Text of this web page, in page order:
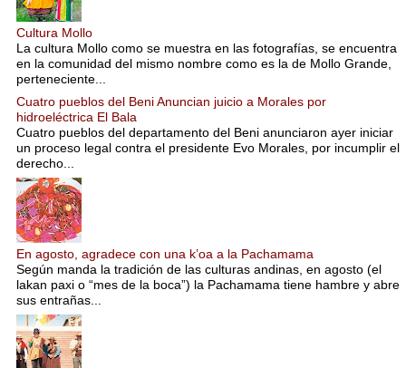
Cultura Mollo
La cultura Mollo como se muestra en las fotografías, se encuentra
en la comunidad del mismo nombre como es la de Mollo Grande,
perteneciente...
Cuatro pueblos del Beni Anuncian juicio a Morales por
hidroeléctrica El Bala
Cuatro pueblos del departamento del Beni anunciaron ayer iniciar
un proceso legal contra el presidente Evo Morales, por incumplir el
derecho...
En agosto, agradece con una k’oa a la Pachamama
Según manda la tradición de las culturas andinas, en agosto (el
lakan paxi o “mes de la boca”) la Pachamama tiene hambre y abre
sus entrañas...